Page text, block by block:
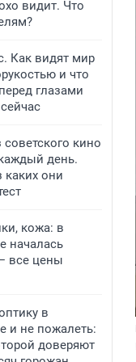
видит. Что
Как видят мир
и что
глазами
кино
день.
каких они
кожа: в
началась
все цены
в
и не пожалеть:
доверяют